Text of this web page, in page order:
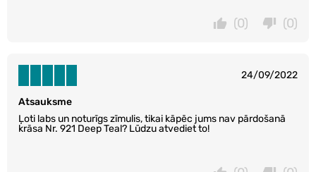
(0)
(0)
24/09/2022
Atsauksme
Ļoti labs un noturīgs zīmulis, tikai kāpēc jums nav pārdošanā
krāsa Nr. 921 Deep Teal? Lūdzu atvediet to!